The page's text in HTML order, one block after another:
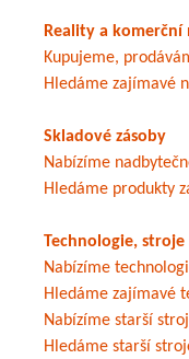
Reality a
Kupujeme,
Hledáme zajímavé
Skladové zásoby
Nabízíme
Hledáme produkty
Technologie, stroje
Nabízíme
Hledáme zajímavé
Nabízíme starší
Hledáme starší